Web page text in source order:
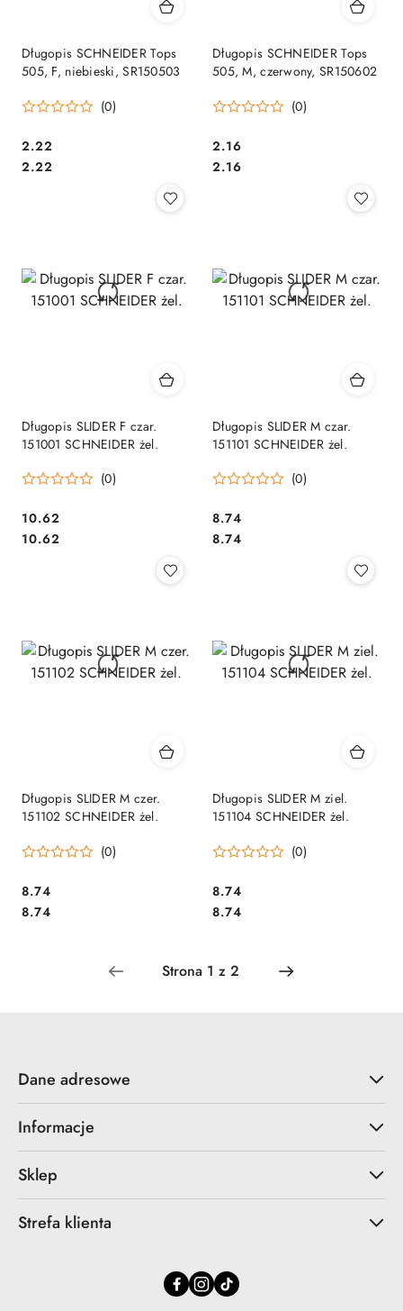
Długopis SCHNEIDER Tops
505, F, niebieski, SR150503
(0)
Cena:
2.22
Cena:
2.22
Długopis SCHNEIDER Tops
505, M, czerwony, SR150602
(0)
Cena:
2.16
Cena:
2.16
Długopis SLIDER F czar.
151001 SCHNEIDER żel.
(0)
Cena:
10.62
Cena:
10.62
Długopis SLIDER M czar.
151101 SCHNEIDER żel.
(0)
Cena:
8.74
Cena:
8.74
Długopis SLIDER M czer.
151102 SCHNEIDER żel.
(0)
Cena:
8.74
Cena:
8.74
Długopis SLIDER M ziel.
151104 SCHNEIDER żel.
(0)
Cena:
8.74
Cena:
8.74
Dane adresowe
Informacje
Sklep
Strefa klienta